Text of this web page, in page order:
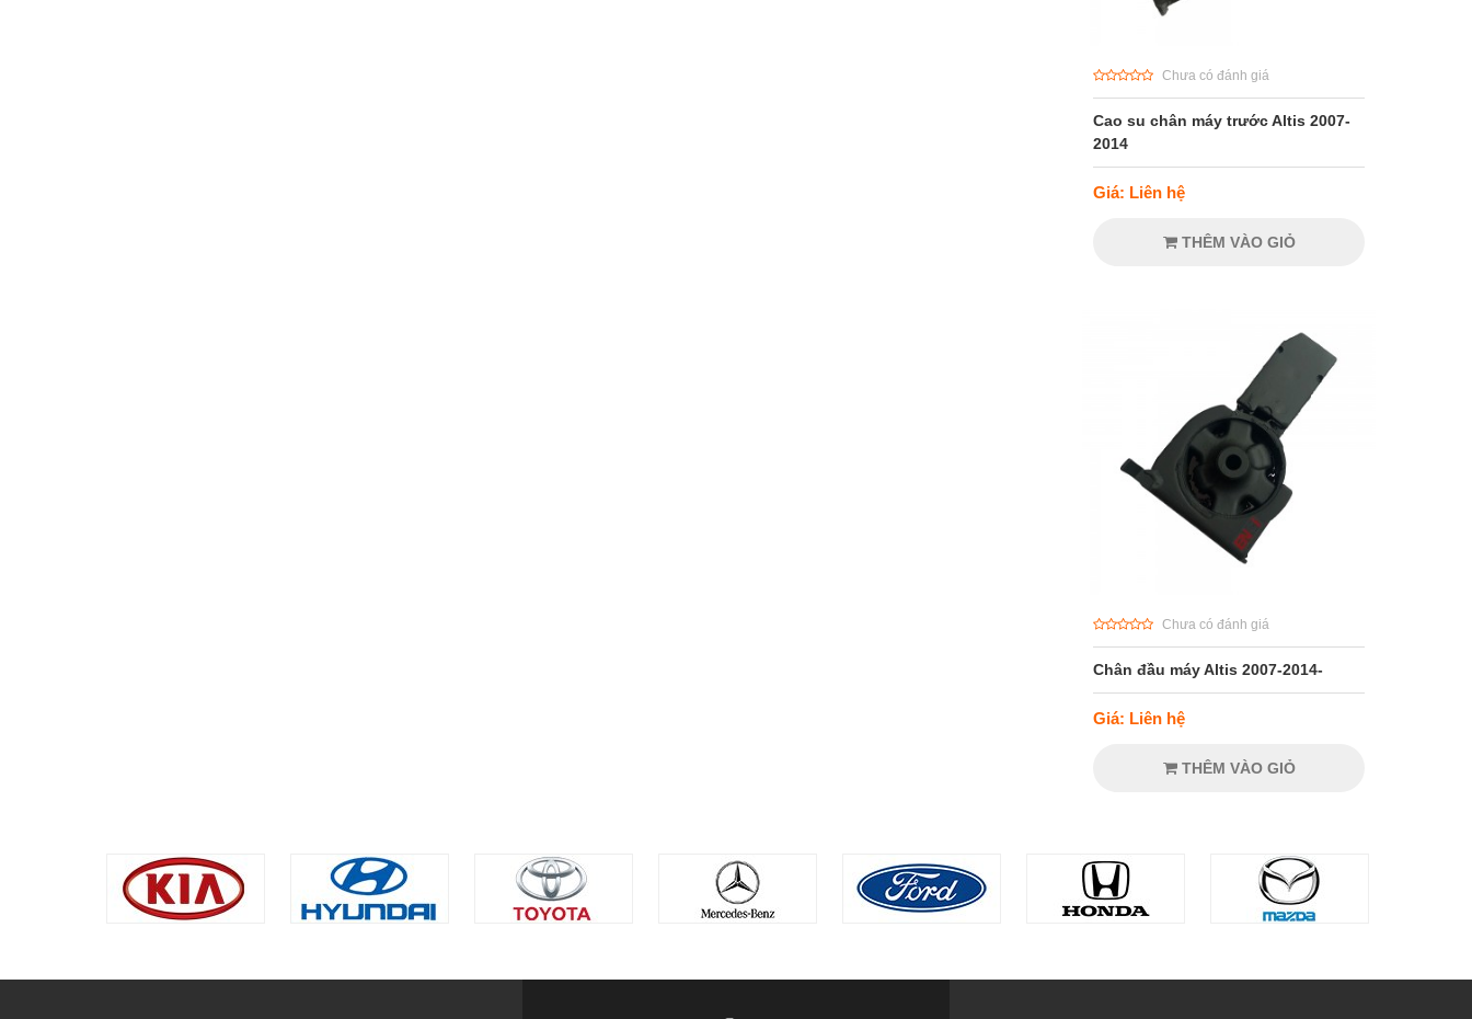
Chưa có đánh giá
Cao su chân máy trước Altis 2007-
2014
Giá: Liên hệ
THÊM VÀO GIỎ
Chưa có đánh giá
Chân đầu máy Altis 2007-2014-
Giá: Liên hệ
THÊM VÀO GIỎ